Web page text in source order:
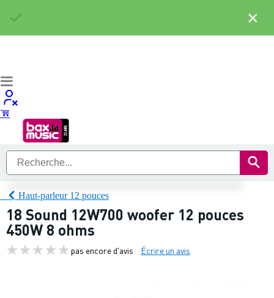
Haut-parleur 12 pouces
18 Sound 12W700 woofer 12 pouces
450W 8 ohms
pas encore d'avis Écrire un avis
×